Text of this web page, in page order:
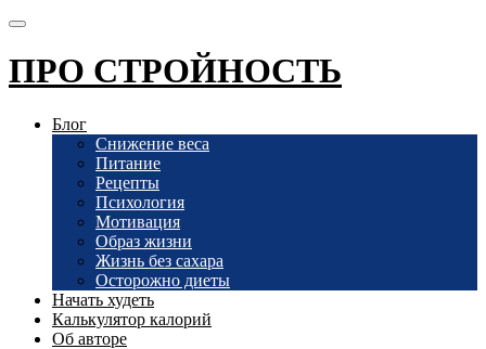
ПРО СТРОЙНОСТЬ
Блог
Снижение веса
Питание
Рецепты
Психология
Мотивация
Образ жизни
Жизнь без сахара
Осторожно диеты
Начать худеть
Калькулятор калорий
Об авторе